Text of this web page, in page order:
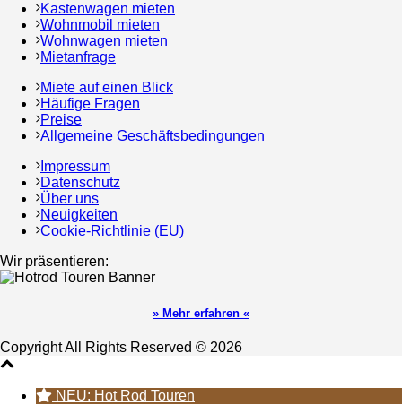
Kastenwagen mieten
Wohnmobil mieten
Wohnwagen mieten
Mietanfrage
Miete auf einen Blick
Häufige Fragen
Preise
Allgemeine Geschäftsbedingungen
Impressum
Datenschutz
Über uns
Neuigkeiten
Cookie-Richtlinie (EU)
Wir präsentieren:
» Mehr erfahren «
Copyright All Rights Reserved © 2026
NEU: Hot Rod Touren